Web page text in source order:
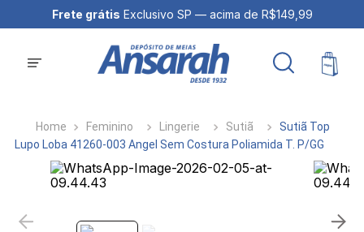
Frete grátis Exclusivo SP — acima de R$149,99
Feminino Lingerie Sutiã
Sutiã Top
Lupo Loba 41260-003 Angel Sem Costura Poliamida T. P/GG